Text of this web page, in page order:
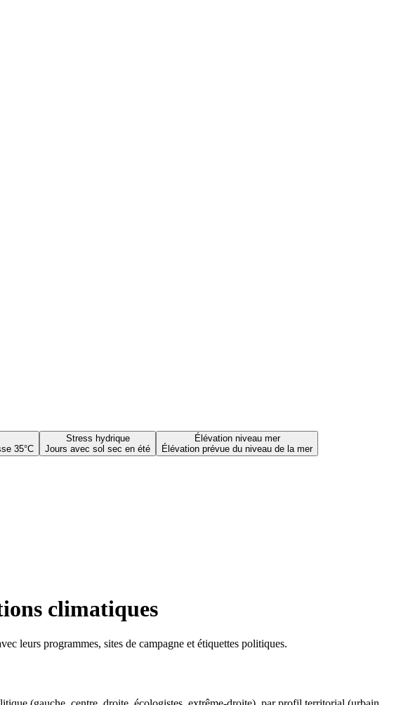
35°C
Stress hydrique
Jours avec sol sec en été
Élévation niveau mer
Élévation prévue du niveau de la mer
climatiques
leurs programmes, sites de campagne et étiquettes politiques.